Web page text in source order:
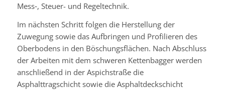
Mess‑, Steuer- und Regeltechnik.
Im nächsten Schritt folgen die Herstellung der
Zuwegung sowie das Aufbringen und Profilieren des
Oberbodens in den Böschungsflächen. Nach Abschluss
der Arbeiten mit dem schweren Kettenbagger werden
anschließend in der Aspichstraße die
Asphalttragschicht sowie die Asphaltdeckschicht